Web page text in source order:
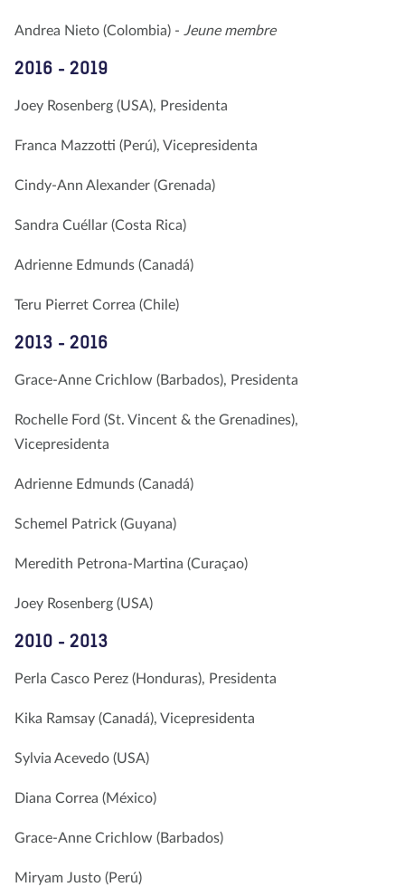
Andrea Nieto (Colombia) - Jeune membre
2016 - 2019
Joey Rosenberg (USA), Presidenta
Franca Mazzotti (Perú), Vicepresidenta
Cindy-Ann Alexander (Grenada)
Sandra Cuéllar (Costa Rica)
Adrienne Edmunds (Canadá)
Teru Pierret Correa (Chile)
2013 - 2016
Grace-Anne Crichlow (Barbados), Presidenta
Rochelle Ford (St. Vincent & the Grenadines),
Vicepresidenta
Adrienne Edmunds (Canadá)
Schemel Patrick (Guyana)
Meredith Petrona-Martina (Curaçao)
Joey Rosenberg (USA)
2010 - 2013
Perla Casco Perez (Honduras), Presidenta
Kika Ramsay (Canadá), Vicepresidenta
Sylvia Acevedo (USA)
Diana Correa (México)
Grace-Anne Crichlow (Barbados)
Miryam Justo (Perú)